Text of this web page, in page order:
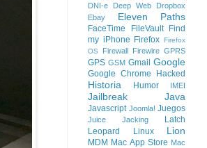
DNI-e Deep Web
Dropbox
Ebay
Eleven Paths
FaceTime FileVault
Find
my iPhone Firefox Firefox
OS
Firewall Firewire GPRS
GPS GSM Gmail Google
Google Chrome Hacked
Historia Humor IMEI
Jailbreak Java
Javascript Joomla! Juegos
Juice Jacking
Latch
Leopard
Linux Lion
MDM Mac App Store Mac